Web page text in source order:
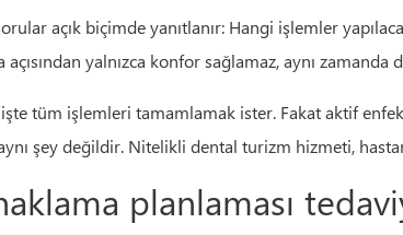
açık biçimde yanıtlanır: Hangi işlemler
yalnızca konfor sağlamaz, aynı
tüm işlemleri tamamlamak ister. Fakat aktif
şey değildir. Nitelikli dental turizm hizmeti,
planlaması